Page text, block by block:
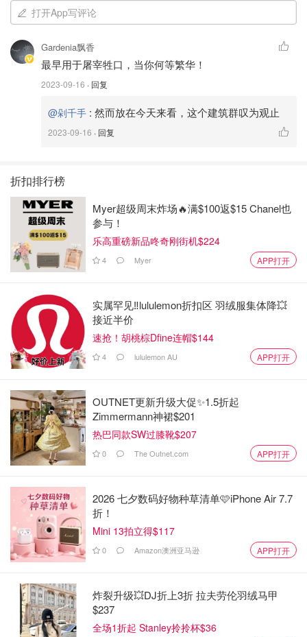
用英国先进的混凝土结构，采用英国进口的混凝土结构，墙
体厚约50公分，两层墙壁中间采用中空形式，在缺乏先进技
术的30年代，巧妙利用物理原理实现温度控制，即时在炎热
的夏天依然可以保持较低的温度，可见这栋建筑当时工艺设
计的前瞻性和先进性。
打开App写评论
Gardenia飘香
最早用于屠宰牲口，当你何等繁华！
2023-09-16 · 回复
@剁千手 : 然而放在今天来看，这个建筑群叹为观止
2023-09-16 · 回复
折扣排行榜
Myer超级周末炸场🔥满$100返$15 Chanel也
参与！
乐高重磅新品咚奇刚街机$224
4 Myer APP打开
实属罕见‼️lululemon折扣区 羽绒服集体降💥
接近半价
速抢！胡桃棕Dfine连帽$144
4 lululemon AU APP打开
OUTNET更新升级大促✨1.5折起
Zimmermann神裙$201
热巴同款SW过膝靴$207
0 The Outnet.com APP打开
2026 七夕数码好物种草清单🩷iPhone Air 7.7
折！
Mini 13拍立得$117
0 Amazon澳洲亚马逊 APP打开
炸裂升级💥DJ折上3折 拉夫劳伦羽绒马甲
$237
全场1折起 Stanley拎拎杯$36